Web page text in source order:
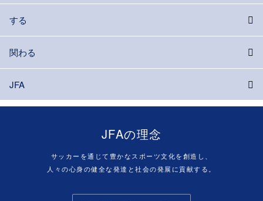
する
関わる
JFA
JFAの理念
サッカーを通じて豊かなスポーツ文化を創造し、
人々の心身の健全な発達と社会の発展に貢献する。